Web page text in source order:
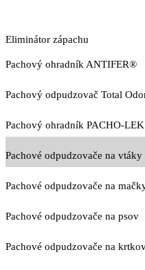
Eliminátor zápachu
Pachový ohradník ANTIFER®
Pachový odpudzovač Total
Pachový ohradník PACHO-
Pachové odpudzovače na vtáky
Pachové odpudzovače na
Pachové odpudzovače na psov
Pachové odpudzovače na